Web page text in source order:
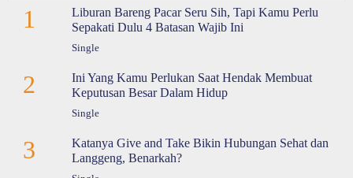
1
Liburan Bareng Pacar Seru Sih, Tapi Kamu Perlu
Sepakati Dulu 4 Batasan Wajib Ini
Single
2
Ini Yang Kamu Perlukan Saat Hendak Membuat
Keputusan Besar Dalam Hidup
Single
3
Katanya Give and Take Bikin Hubungan Sehat dan
Langgeng, Benarkah?